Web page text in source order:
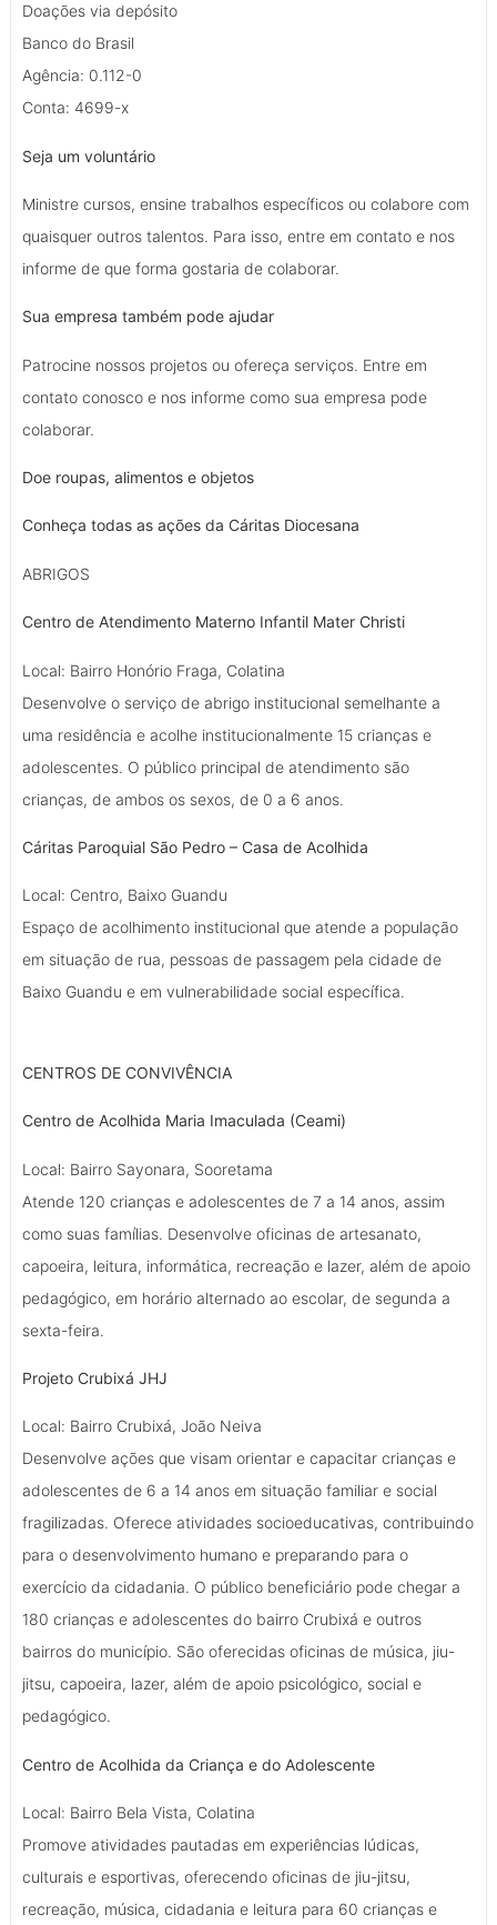
Doações via depósito
Banco do Brasil
Agência: 0.112-0
Conta: 4699-x
Seja um voluntário
Ministre cursos, ensine trabalhos específicos ou colabore com
quaisquer outros talentos. Para isso, entre em contato e nos
informe de que forma gostaria de colaborar.
Sua empresa também pode ajudar
Patrocine nossos projetos ou ofereça serviços. Entre em
contato conosco e nos informe como sua empresa pode
colaborar.
Doe roupas, alimentos e objetos
Conheça todas as ações da Cáritas Diocesana
ABRIGOS
Centro de Atendimento Materno Infantil Mater Christi
Local: Bairro Honório Fraga, Colatina
Desenvolve o serviço de abrigo institucional semelhante a
uma residência e acolhe institucionalmente 15 crianças e
adolescentes. O público principal de atendimento são
crianças, de ambos os sexos, de 0 a 6 anos.
Cáritas Paroquial São Pedro – Casa de Acolhida
Local: Centro, Baixo Guandu
Espaço de acolhimento institucional que atende a população
em situação de rua, pessoas de passagem pela cidade de
Baixo Guandu e em vulnerabilidade social específica.
CENTROS DE CONVIVÊNCIA
Centro de Acolhida Maria Imaculada (Ceami)
Local: Bairro Sayonara, Sooretama
Atende 120 crianças e adolescentes de 7 a 14 anos, assim
como suas famílias. Desenvolve oficinas de artesanato,
capoeira, leitura, informática, recreação e lazer, além de apoio
pedagógico, em horário alternado ao escolar, de segunda a
sexta-feira.
Projeto Crubixá JHJ
Local: Bairro Crubixá, João Neiva
Desenvolve ações que visam orientar e capacitar crianças e
adolescentes de 6 a 14 anos em situação familiar e social
fragilizadas. Oferece atividades socioeducativas, contribuindo
para o desenvolvimento humano e preparando para o
exercício da cidadania. O público beneficiário pode chegar a
180 crianças e adolescentes do bairro Crubixá e outros
bairros do município. São oferecidas oficinas de música, jiu-
jitsu, capoeira, lazer, além de apoio psicológico, social e
pedagógico.
Centro de Acolhida da Criança e do Adolescente
Local: Bairro Bela Vista, Colatina
Promove atividades pautadas em experiências lúdicas,
culturais e esportivas, oferecendo oficinas de jiu-jitsu,
recreação, música, cidadania e leitura para 60 crianças e